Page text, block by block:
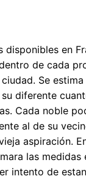
en
de cada
Se
diferente
Cada noble
al de su
aspiración.
las medidas
intento de